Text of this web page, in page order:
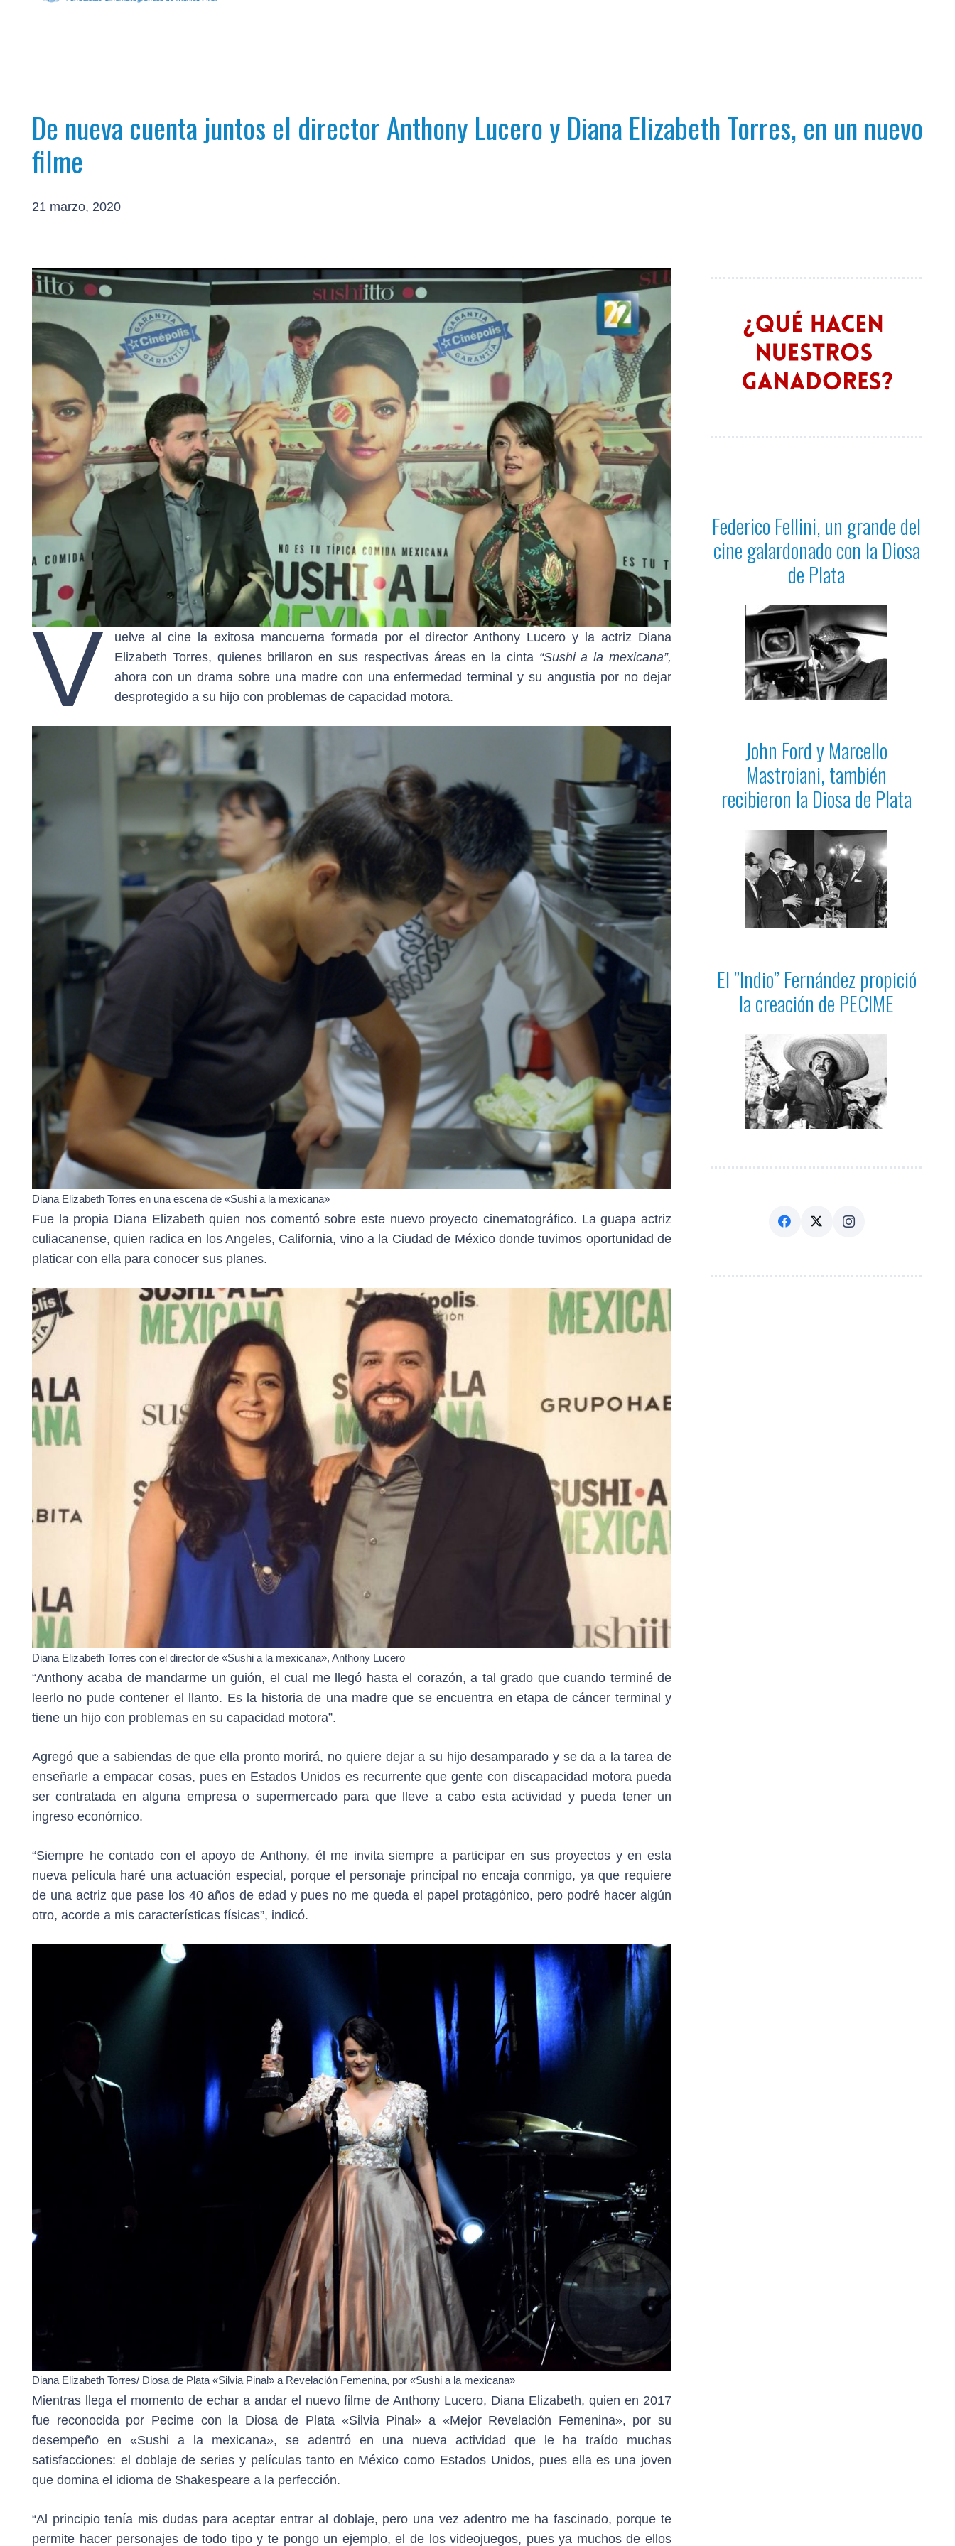
De nueva cuenta juntos el director Anthony Lucero y Diana Elizabeth Torres, en un nuevo
filme
21 marzo, 2020
V
uelve al cine la exitosa mancuerna formada por el director Anthony Lucero y la actriz Diana
Elizabeth Torres, quienes brillaron en sus respectivas áreas en la cinta “Sushi a la mexicana”,
ahora con un drama sobre una madre con una enfermedad terminal y su angustia por no dejar
desprotegido a su hijo con problemas de capacidad motora.
Diana Elizabeth Torres en una escena de «Sushi a la mexicana»
Fue la propia Diana Elizabeth quien nos comentó sobre este nuevo proyecto cinematográfico. La guapa actriz
culiacanense, quien radica en los Angeles, California, vino a la Ciudad de México donde tuvimos oportunidad de
platicar con ella para conocer sus planes.
Diana Elizabeth Torres con el director de «Sushi a la mexicana», Anthony Lucero
“Anthony acaba de mandarme un guión, el cual me llegó hasta el corazón, a tal grado que cuando terminé de
leerlo no pude contener el llanto. Es la historia de una madre que se encuentra en etapa de cáncer terminal y
tiene un hijo con problemas en su capacidad motora”.
Agregó que a sabiendas de que ella pronto morirá, no quiere dejar a su hijo desamparado y se da a la tarea de
enseñarle a empacar cosas, pues en Estados Unidos es recurrente que gente con discapacidad motora pueda
ser contratada en alguna empresa o supermercado para que lleve a cabo esta actividad y pueda tener un
ingreso económico.
“Siempre he contado con el apoyo de Anthony, él me invita siempre a participar en sus proyectos y en esta
nueva película haré una actuación especial, porque el personaje principal no encaja conmigo, ya que requiere
de una actriz que pase los 40 años de edad y pues no me queda el papel protagónico, pero podré hacer algún
otro, acorde a mis características físicas”, indicó.
Diana Elizabeth Torres/ Diosa de Plata «Silvia Pinal» a Revelación Femenina, por «Sushi a la mexicana»
Mientras llega el momento de echar a andar el nuevo filme de Anthony Lucero, Diana Elizabeth, quien en 2017
fue reconocida por Pecime con la Diosa de Plata «Silvia Pinal» a «Mejor Revelación Femenina», por su
desempeño en «Sushi a la mexicana», se adentró en una nueva actividad que le ha traído muchas
satisfacciones: el doblaje de series y películas tanto en México como Estados Unidos, pues ella es una joven
que domina el idioma de Shakespeare a la perfección.
“Al principio tenía mis dudas para aceptar entrar al doblaje, pero una vez adentro me ha fascinado, porque te
permite hacer personajes de todo tipo y te pongo un ejemplo, el de los videojuegos, pues ya muchos de ellos
Federico Fellini, un grande del
cine galardonado con la Diosa
de Plata
John Ford y Marcello
Mastroiani, también
recibieron la Diosa de Plata
El ”Indio” Fernández propició
la creación de PECIME